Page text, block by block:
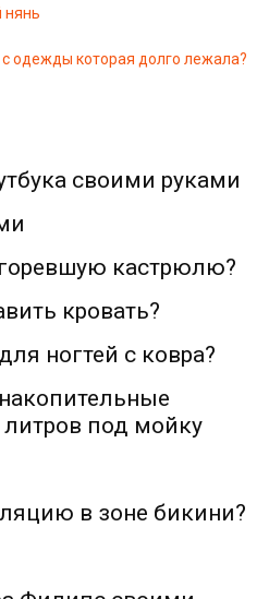
нянь
одежды которая долго лежала?
своими руками
кастрюлю?
кровать?
ногтей с ковра?
литров под мойку
в зоне бикини?